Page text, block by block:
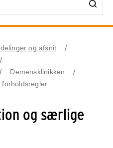
og afsnit
Demensklinikken
og særlige